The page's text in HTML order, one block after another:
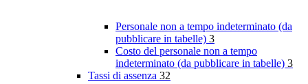
Personale non a tempo indeterminato (da
pubblicare in tabelle) 3
Costo del personale non a tempo
indeterminato (da pubblicare in tabelle) 3
Tassi di assenza 32